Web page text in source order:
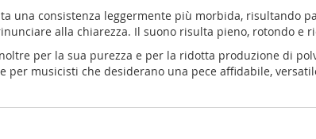
una consistenza leggermente più morbida, risultando
alla chiarezza. Il suono risulta pieno, rotondo
per la sua purezza e per la ridotta produzione di
per musicisti che desiderano una pece affidabile,